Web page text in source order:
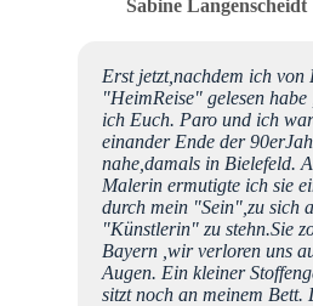
Sabine Langenscheidt
Erst jetzt,nachdem ich von
"HeimReise" gelesen habe
ich Euch. Paro und ich
einander Ende der
nahe,damals in Bielefeld.
Malerin ermutigte ich sie
durch mein "Sein",zu sich
"Künstlerin" zu stehn.Sie
Bayern ,wir verloren uns
Augen. Ein kleiner
sitzt noch an meinem Bett.